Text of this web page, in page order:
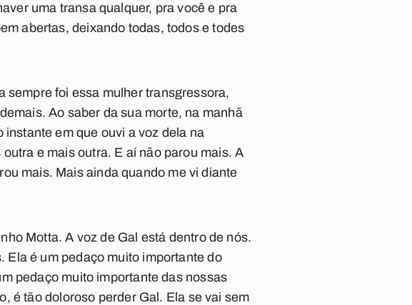
uma transa qualquer, pra você e pra
abertas, deixando todas, todos e todes
sempre foi essa mulher transgressora,
Ao saber da sua morte, na manhã
em que ouvi a voz dela na
e mais outra. E aí não parou mais. A
mais. Mais ainda quando me vi diante
Motta. A voz de Gal está dentro de nós.
Ela é um pedaço muito importante do
pedaço muito importante das nossas
é tão doloroso perder Gal. Ela se vai sem